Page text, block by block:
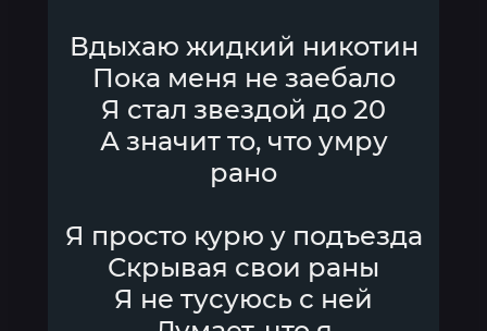
Вдыхаю жидкий никотин
Пока меня не заебало
Я стал звездой до 20
А значит то, что умру
рано
Я просто курю у подъезда
Скрывая свои раны
Я не тусуюсь с ней